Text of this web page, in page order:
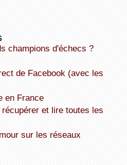
champions d'échecs ?
en France